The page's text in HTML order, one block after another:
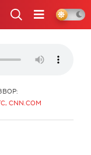
CNN.COM